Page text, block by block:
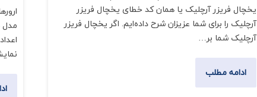
یخچال فریزر آرچلیک یا همان کد خطای یخچال فریزر
آرچلیک را برای شما عزیزان شرح داده‌ایم. اگر یخچال فریزر
آرچلیک شما بر…
ادامه مطلب
مدل